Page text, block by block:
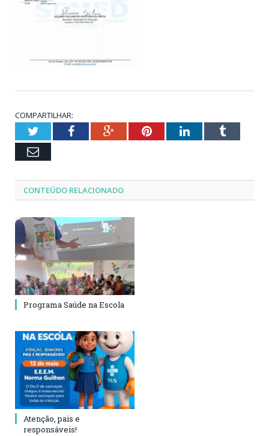
COMPARTILHAR:
TwitterFacebookGoogle+PinterestLinkedInTumblr
Email
CONTEÚDO RELACIONADO
Programa Saúde na Escola
Atenção, pais e
responsáveis!